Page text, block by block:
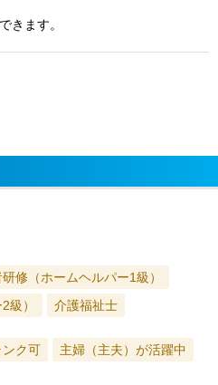
きます。
修（ホームヘルパー1級）
級）
介護福祉士
ンク可 主婦（主夫）が活躍中